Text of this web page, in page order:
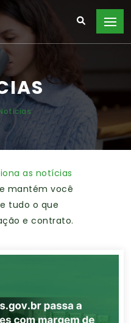
as notícias
e mantém você
tudo o que
e contrato.